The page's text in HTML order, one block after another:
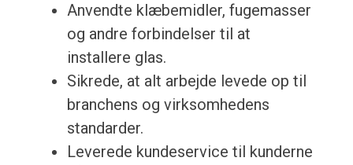
Anvendte klæbemidler, fugemasser
og andre forbindelser til at
installere glas.
Sikrede, at alt arbejde levede op til
branchens og virksomhedens
standarder.
Leverede kundeservice til kunderne